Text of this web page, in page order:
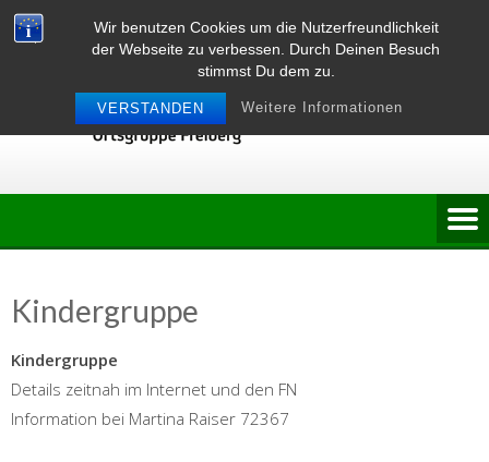
Wir benutzen Cookies um die Nutzerfreundlichkeit
der Webseite zu verbessen. Durch Deinen Besuch
stimmst Du dem zu.
VERSTANDEN Weitere Informationen
Skip
to
Kindergruppe
Kindergruppe
Details zeitnah im Internet und den FN
Information bei Martina Raiser 72367